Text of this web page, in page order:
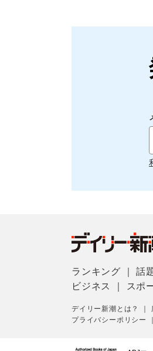
ランキング ｜話
ビジネス
スポ
デイリー新潮とは？ ｜
プライバシーポリシー